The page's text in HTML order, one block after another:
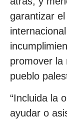
garantizar
promover la
pueblo
“Incluida la
ayudar o